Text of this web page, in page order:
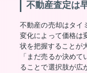
不動産査定は
不動産の売却はタイ
変化によって価格は
状を把握することが
「まだ売るか決め
ることで選択肢が広